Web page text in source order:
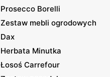
Prosecco Borelli
Zestaw mebli ogrodowych
Dax
Herbata Minutka
Łosoś Carrefour